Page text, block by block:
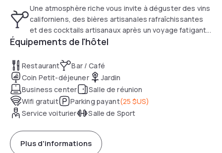
Une atmosphère riche vous invite à déguster des vins
californiens, des bières artisanales rafraîchissantes
et des cocktails artisanaux après un voyage fatigant...
Équipements de l'hôtel
Restaurant
Bar / Café
Coin Petit-déjeuner
Jardin
Business center
Salle de réunion
Wifi gratuit
Parking payant(25 $US)
Service voiturier
Salle de Sport
Plus d'informations